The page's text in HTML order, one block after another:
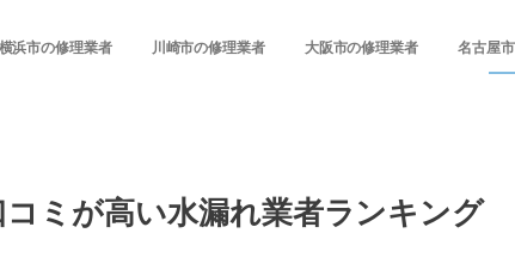
横浜市の修理業者 川崎市の修理業者 大阪市の修理業者 名古屋
コミが高い水漏れ業者ランキング